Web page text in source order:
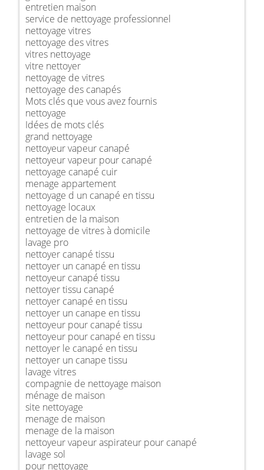
entretien maison
service de nettoyage professionnel
nettoyage vitres
nettoyage des vitres
vitres nettoyage
vitre nettoyer
nettoyage de vitres
nettoyage des canapés
Mots clés que vous avez fournis
nettoyage
Idées de mots clés
grand nettoyage
nettoyeur vapeur canapé
nettoyeur vapeur pour canapé
nettoyage canapé cuir
menage appartement
nettoyage d un canapé en tissu
nettoyage locaux
entretien de la maison
nettoyage de vitres à domicile
lavage pro
nettoyer canapé tissu
nettoyer un canapé en tissu
nettoyeur canapé tissu
nettoyer tissu canapé
nettoyer canapé en tissu
nettoyer un canape en tissu
nettoyeur pour canapé tissu
nettoyeur pour canapé en tissu
nettoyer le canapé en tissu
nettoyer un canape tissu
lavage vitres
compagnie de nettoyage maison
ménage de maison
site nettoyage
menage de maison
menage de la maison
nettoyeur vapeur aspirateur pour canapé
lavage sol
pour nettoyage